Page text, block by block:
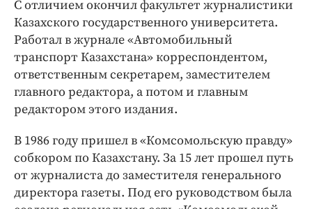
С отличием окончил факультет журналистики
Казахского государственного университета.
Работал в журнале «Автомобильный
транспорт Казахстана» корреспондентом,
ответственным секретарем, заместителем
главного редактора, а потом и главным
редактором этого издания.
В 1986 году пришел в «Комсомольскую правду»
собкором по Казахстану. За 15 лет прошел путь
от журналиста до заместителя генерального
директора газеты. Под его руководством была